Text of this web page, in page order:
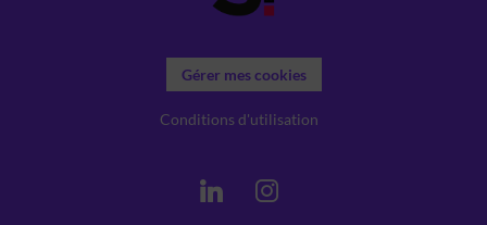
Gérer mes cookies
Conditions d'utilisation